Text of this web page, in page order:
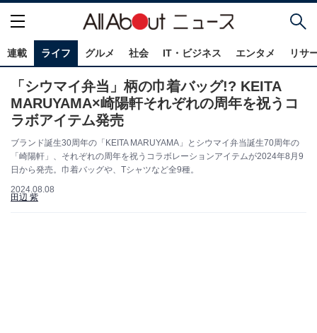
連載 ライフ グルメ 社会 IT・ビジネス エンタメ リサ
「シウマイ弁当」柄の巾着バッグ!? KEITA
MARUYAMA×崎陽軒それぞれの周年を祝うコ
ラボアイテム発売
ブランド誕生30周年の「KEITA MARUYAMA」とシウマイ弁当誕生70周年の
「崎陽軒」、それぞれの周年を祝うコラボレーションアイテムが2024年8月9
日から発売。巾着バッグや、Tシャツなど全9種。
2024.08.08
田辺 紫